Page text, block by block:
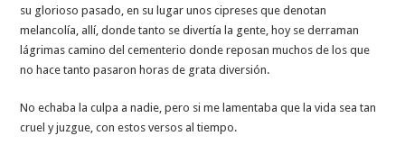
su glorioso pasado, en su lugar unos cipreses que denotan
melancolía, allí, donde tanto se divertía la gente, hoy se derraman
lágrimas camino del cementerio donde reposan muchos de los que
no hace tanto pasaron horas de grata diversión.
No echaba la culpa a nadie, pero si me lamentaba que la vida sea tan
cruel y juzgue, con estos versos al tiempo.